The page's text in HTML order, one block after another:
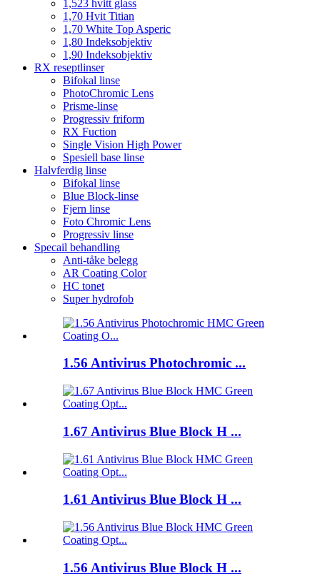
1,523 hvitt glass
1,70 Hvit Titian
1,70 White Top Asperic
1,80 Indeksobjektiv
1,90 Indeksobjektiv
RX reseptlinser
Bifokal linse
PhotoChromic Lens
Prisme-linse
Progressiv friform
RX Fuction
Single Vision High Power
Spesiell base linse
Halvferdig linse
Bifokal linse
Blue Block-linse
Fjern linse
Foto Chromic Lens
Progressiv linse
Specail behandling
Anti-tåke belegg
AR Coating Color
HC tonet
Super hydrofob
1.56 Antivirus Photochromic ...
1.67 Antivirus Blue Block H ...
1.61 Antivirus Blue Block H ...
1.56 Antivirus Blue Block H ...